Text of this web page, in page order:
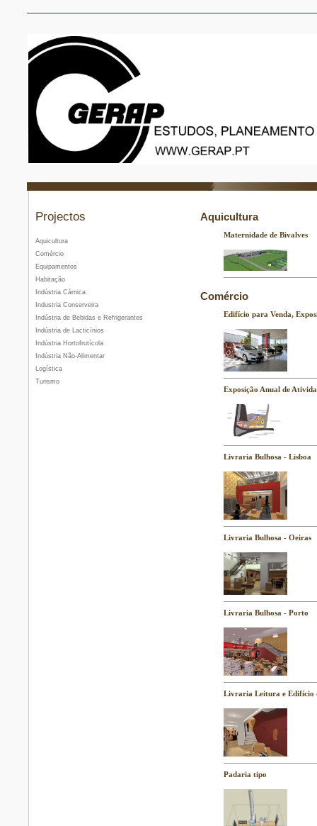
Projectos
Aquicultura
Comércio
Equipamentos
Habitação
Indústria Cárnica
Industria Conserveira
Indústria de Bebidas e Refrigerantes
Indústria de Lacticínios
Indústria Hortofrutícola
Indústria Não-Alimentar
Logística
Turismo
Aquicultura
Maternidade de Bivalves
Comércio
Edifício para Venda,
Exposição Anual de
Livraria Bulhosa - Lisboa
Livraria Bulhosa - Oeiras
Livraria Bulhosa - Porto
Livraria Leitura e Edifício
Padaria tipo